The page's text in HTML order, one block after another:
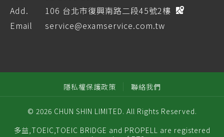
Add.
106 台北市復興南路二段45號2樓
Email
service@examservice.com.tw
隱私權保護政策 聯絡我們
© 2026 CHUN SHIN LIMITED. All Rights Reserved.
多益,TOEIC,TOEIC BRIDGE and PROPELL are registered